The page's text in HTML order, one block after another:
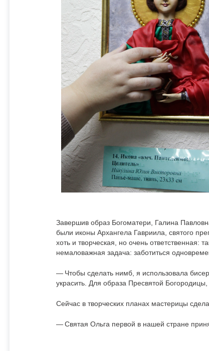
Завершив образ Богоматери, Галина
были иконы Архангела Гавриила, святого
хоть и творческая, но очень ответственная:
немаловажная задача: заботиться
— Чтобы сделать нимб, я использовала
украсить. Для образа Пресвятой
Сейчас в творческих планах мастерицы
— Святая Ольга первой в нашей стране